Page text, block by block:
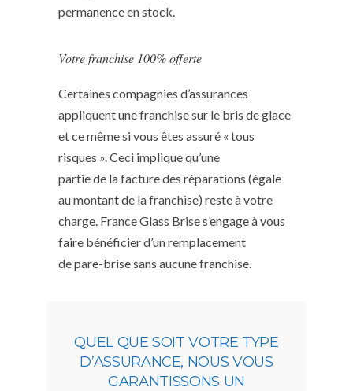
permanence en stock.
Votre franchise 100% offerte
Certaines compagnies d’assurances
appliquent une franchise sur le bris de glace
et ce même si vous êtes assuré « tous
risques ». Ceci implique qu’une
partie de la facture des réparations (égale
au montant de la franchise) reste à votre
charge. France Glass Brise s’engage à vous
faire bénéficier d’un remplacement
de pare-brise sans aucune franchise.
QUEL QUE SOIT VOTRE TYPE
D’ASSURANCE, NOUS VOUS
GARANTISSONS UN